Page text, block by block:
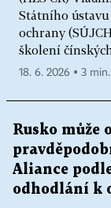
Státního
ochrany
školení
18. 6. 2026 ▪ 3
Rusko může
Aliance
odhodlání k